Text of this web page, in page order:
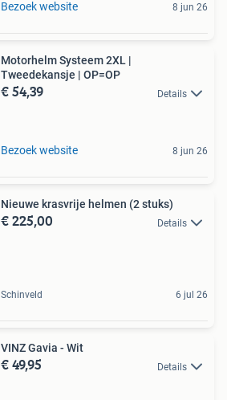
Bezoek website 8 jun 26
Motorhelm Systeem 2XL |
Tweedekansje | OP=OP
€ 54,39 Details
Bezoek website 8 jun 26
Nieuwe krasvrije helmen (2 stuks)
€ 225,00 Details
Schinveld 6 jul 26
VINZ Gavia - Wit
€ 49,95 Details